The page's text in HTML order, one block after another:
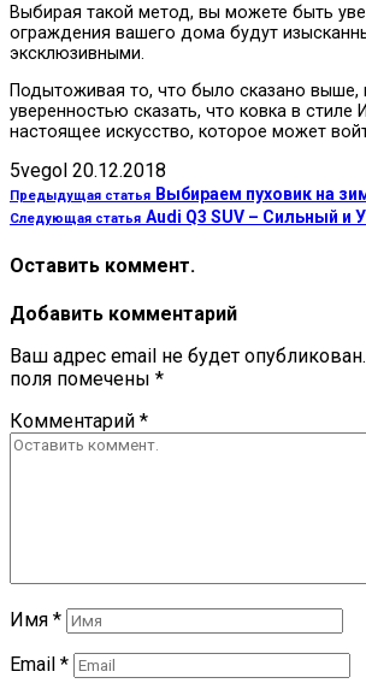
Выбирая такой метод, вы можете быть
ограждения вашего дома будут
эксклюзивными.
Подытоживая то, что было сказано
уверенностью сказать, что ковка в стиле
настоящее искусство, которое может
5vegol 20.12.2018
Предыдущая статья Выбираем пуховик на
Следующая статья Audi Q3 SUV – Сильный и
Оставить коммент.
Добавить комментарий
Ваш адрес email не будет опубликован.
поля помечены *
Комментарий *
Имя *
Email *